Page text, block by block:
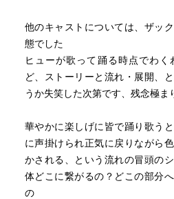
他のキャストについては、ザッ
態でした
ヒューが歌って踊る時点でわ
ど、ストーリーと流れ・展開、
うか失笑した次第です、残念極ま
華やかに楽しげに皆で踊り歌う
に声掛けられ正気に戻りながら
かされる、という流れの冒頭の
体どこに繋がるの？どこの部分
の